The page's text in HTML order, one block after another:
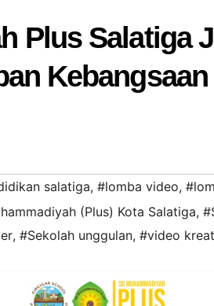
Plus Salatiga
salatiga, #lomba video,
(Plus) Kota Salatiga,
, #Sekolah unggulan, #video